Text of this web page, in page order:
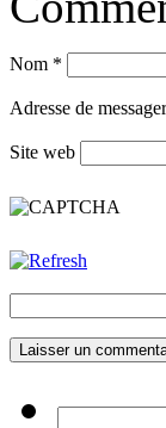
Nom *
Adresse de
Site web